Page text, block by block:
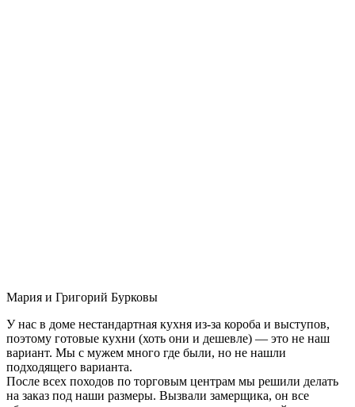
Мария и Григорий Бурковы
У нас в доме нестандартная кухня из-за короба и выступов,
поэтому готовые кухни (хоть они и дешевле) — это не наш
вариант. Мы с мужем много где были, но не нашли
подходящего варианта.
После всех походов по торговым центрам мы решили делать
на заказ под наши размеры. Вызвали замерщика, он все